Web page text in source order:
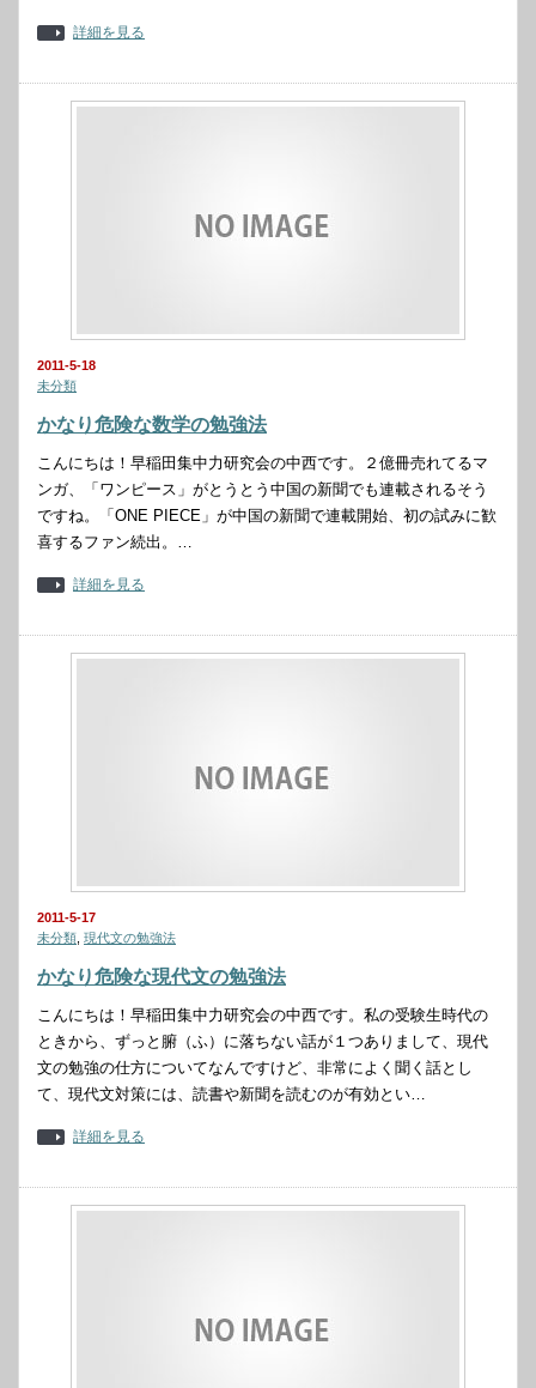
詳細を見る
2011-5-18
未分類
かなり危険な数学の勉強法
こんにちは！早稲田集中力研究会の中西です。２億冊売れてるマ
ンガ、「ワンピース」がとうとう中国の新聞でも連載されるそう
ですね。「ONE PIECE」が中国の新聞で連載開始、初の試みに歓
喜するファン続出。…
詳細を見る
2011-5-17
未分類 現代文の勉強法
かなり危険な現代文の勉強法
こんにちは！早稲田集中力研究会の中西です。私の受験生時代の
ときから、ずっと腑（ふ）に落ちない話が１つありまして、現代
文の勉強の仕方についてなんですけど、非常によく聞く話とし
て、現代文対策には、読書や新聞を読むのが有効とい…
詳細を見る